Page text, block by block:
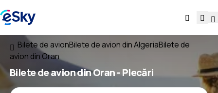
Bilete de avionBilete de avion din AlgeriaBilete de
avion din Oran
Bilete de aviondin Oran- Plecări